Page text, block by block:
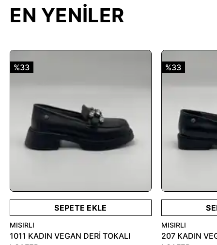
EN YENİLER
%33
SEPETE EKLE
MISIRLI
1011 KADIN VEGAN DERİ TOKALI
%33
MISIRLI
207 KADIN